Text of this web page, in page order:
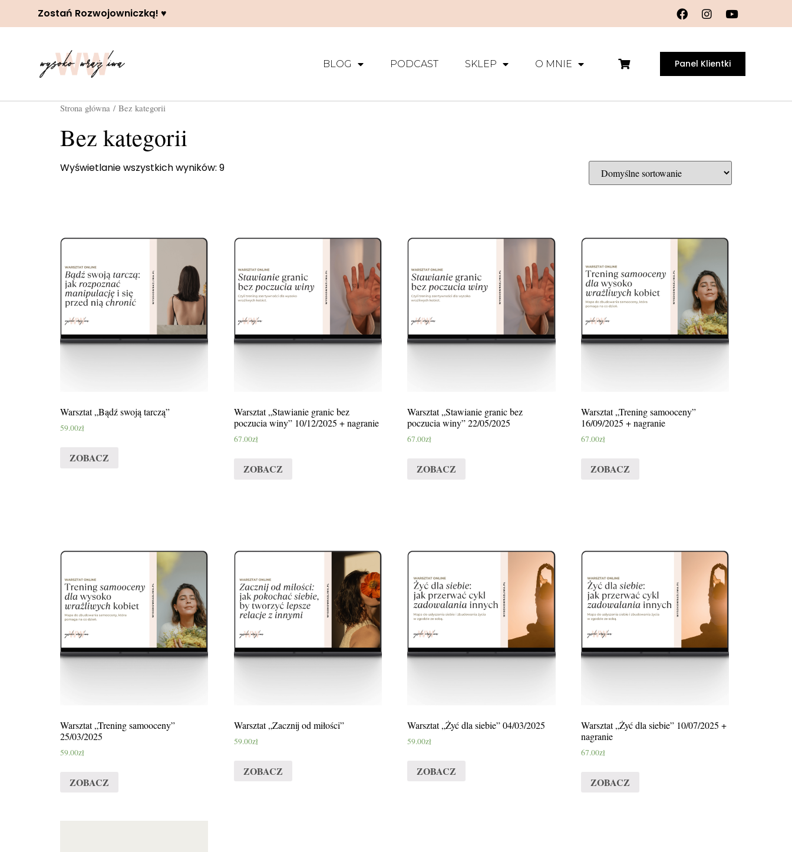
Zostań Rozwojowniczką! ♥️
BLOG PODCAST SKLEP O MNIE Panel Klientki
Strona główna / Bez kategorii
Bez kategorii
Wyświetlanie wszystkich wyników: 9
Warsztat „Bądź swoją tarczą”
59.00zł
ZOBACZ
Warsztat „Stawianie granic bez
poczucia winy” 10/12/2025 + nagranie
67.00zł
ZOBACZ
Warsztat „Stawianie granic bez
poczucia winy” 22/05/2025
67.00zł
ZOBACZ
Warsztat „Trening samooceny”
16/09/2025 + nagranie
67.00zł
ZOBACZ
Warsztat „Trening samooceny”
25/03/2025
59.00zł
ZOBACZ
Warsztat „Zacznij od miłości”
59.00zł
ZOBACZ
Warsztat „Żyć dla siebie” 04/03/2025
59.00zł
ZOBACZ
Warsztat „Żyć dla siebie” 10/07/2025 +
nagranie
67.00zł
ZOBACZ